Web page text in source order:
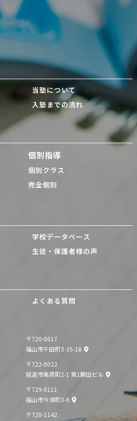
当塾について
入塾までの流れ
個別指導
個別クラス
完全個別
学校データベース
生徒・保護者様の声
よくある質問
〒720-0017
福山市千田町3-35-18
〒722-0022
尾道市栗原町2-1 第1勝田ビル
〒729-0111
福山市今津町3-6
〒720-1142